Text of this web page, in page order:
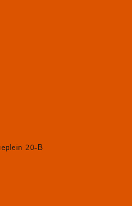
20-B